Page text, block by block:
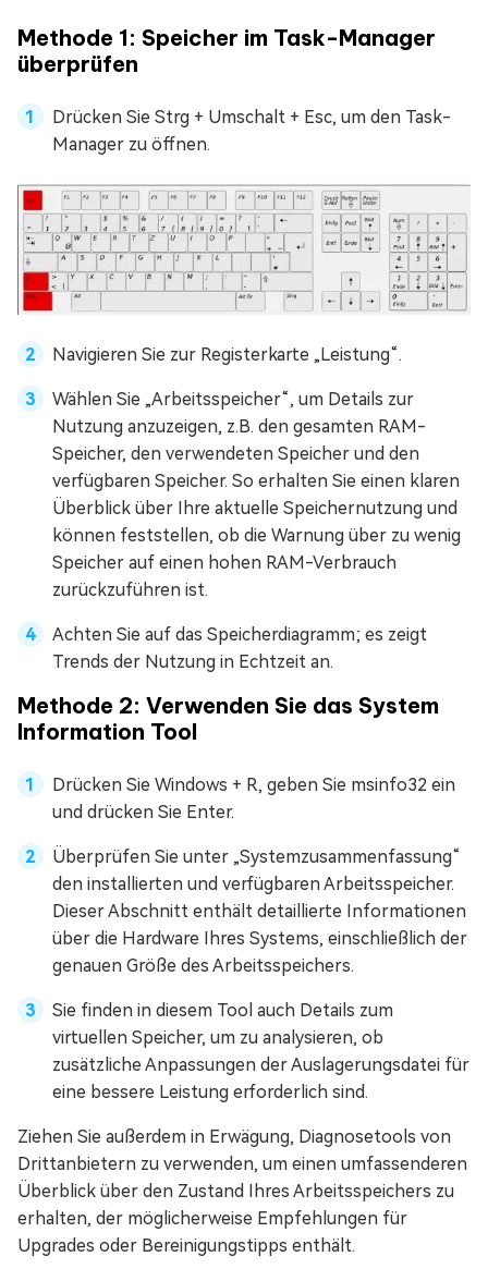
Methode 1: Speicher im Task-Manager
überprüfen
Drücken Sie Strg + Umschalt + Esc, um den Task-
Manager zu öffnen.
Navigieren Sie zur Registerkarte „Leistung“.
Wählen Sie „Arbeitsspeicher“, um Details zur
Nutzung anzuzeigen, z.B. den gesamten RAM-
Speicher, den verwendeten Speicher und den
verfügbaren Speicher. So erhalten Sie einen klaren
Überblick über Ihre aktuelle Speichernutzung und
können feststellen, ob die Warnung über zu wenig
Speicher auf einen hohen RAM-Verbrauch
zurückzuführen ist.
Achten Sie auf das Speicherdiagramm; es zeigt
Trends der Nutzung in Echtzeit an.
Methode 2: Verwenden Sie das System
Information Tool
Drücken Sie Windows + R, geben Sie msinfo32 ein
und drücken Sie Enter.
Überprüfen Sie unter „Systemzusammenfassung“
den installierten und verfügbaren Arbeitsspeicher.
Dieser Abschnitt enthält detaillierte Informationen
über die Hardware Ihres Systems, einschließlich der
genauen Größe des Arbeitsspeichers.
Sie finden in diesem Tool auch Details zum
virtuellen Speicher, um zu analysieren, ob
zusätzliche Anpassungen der Auslagerungsdatei für
eine bessere Leistung erforderlich sind.
Ziehen Sie außerdem in Erwägung, Diagnosetools von
Drittanbietern zu verwenden, um einen umfassenderen
Überblick über den Zustand Ihres Arbeitsspeichers zu
erhalten, der möglicherweise Empfehlungen für
Upgrades oder Bereinigungstipps enthält.